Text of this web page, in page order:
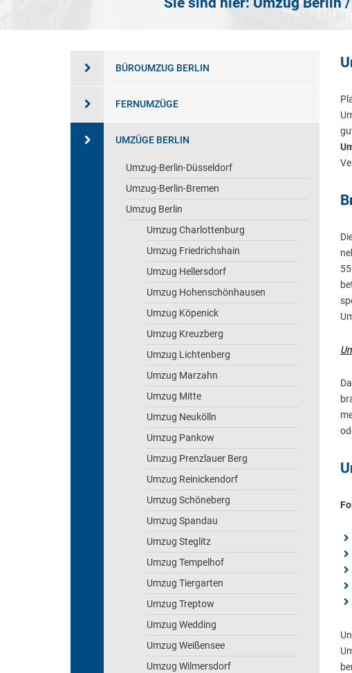
BÜROUMZUG BERLIN
FERNUMZÜGE
UMZÜGE BERLIN
Umzug-Berlin-Düsseldorf
Umzug-Berlin-Bremen
Umzug Berlin
Umzug Charlottenburg
Umzug Friedrichshain
Umzug Hellersdorf
Umzug Hohenschönhausen
Umzug Köpenick
Umzug Kreuzberg
Umzug Lichtenberg
Umzug Marzahn
Umzug Mitte
Umzug Neukölln
Umzug Pankow
Umzug Prenzlauer Berg
Umzug Reinickendorf
Umzug Schöneberg
Umzug Spandau
Umzug Steglitz
Umzug Tempelhof
Umzug Tiergarten
Umzug Treptow
Umzug Wedding
Umzug Weißensee
Umzug Wilmersdorf